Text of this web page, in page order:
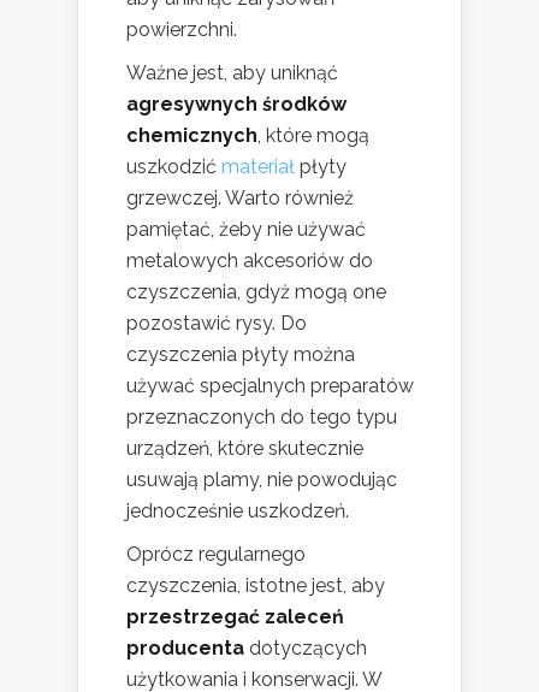
powierzchni.
Ważne jest, aby uniknąć
agresywnych środków
chemicznych, które mogą
uszkodzić materiał płyty
grzewczej. Warto również
pamiętać, żeby nie używać
metalowych akcesoriów do
czyszczenia, gdyż mogą one
pozostawić rysy. Do
czyszczenia płyty można
używać specjalnych preparatów
przeznaczonych do tego typu
urządzeń, które skutecznie
usuwają plamy, nie powodując
jednocześnie uszkodzeń.
Oprócz regularnego
czyszczenia, istotne jest, aby
przestrzegać zaleceń
producenta dotyczących
użytkowania i konserwacji. W